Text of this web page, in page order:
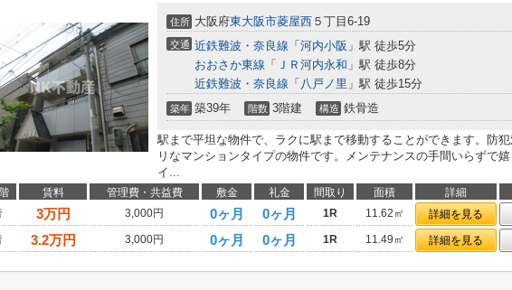
住所 大阪府東大阪市菱屋西 ５丁目6-19
交通 近鉄難波・奈良線 「 河内小阪 」駅 徒歩5分
おおさか東線 「 ＪＲ河内永和 」駅 徒歩8分
近鉄難波・奈良線 「 八戸ノ里 」駅 徒歩15分
築年 築39年 階数 3階建 構造 鉄骨造
駅まで平坦な物件で、ラクに駅まで移動することができます。防
リなマンションタイプの物件です。メンテナンスの手間いらずで
イ...
賃料 管理費・共益費 敷金 礼金 間取り 面積 詳細
3万円 3,000円 0ヶ月 0ヶ月 1R 11.62㎡ 詳細を見る
3.2万円 3,000円 0ヶ月 0ヶ月 1R 11.49㎡ 詳細を見る